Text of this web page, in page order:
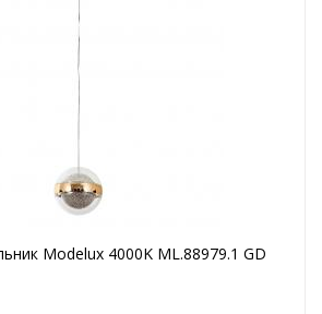
Modelux 4000K ML.88979.1 GD